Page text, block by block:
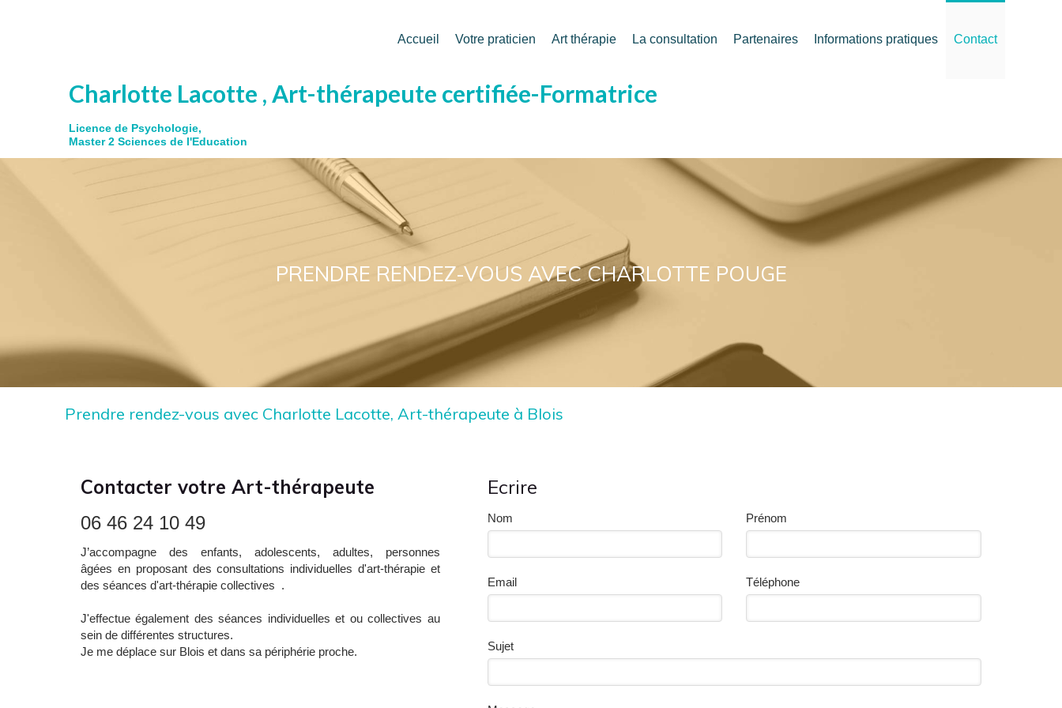
Accueil Votre praticien Art thérapie La consultation Partenaires Informations pratiques Contact
Charlotte Lacotte , Art-thérapeute certifiée-Formatrice
Licence de Psychologie,
Master 2 Sciences de l'Education
PRENDRE RENDEZ-VOUS AVEC CHARLOTTE POUGE
Prendre rendez-vous avec Charlotte Lacotte, Art-thérapeute à Blois
Contacter votre Art-thérapeute
06 46 24 10 49
J’accompagne des enfants, adolescents, adultes, personnes
âgées en proposant des consultations individuelles d'art-thérapie et
des séances d'art-thérapie collectives .
J'effectue également des séances individuelles et ou collectives au
sein de différentes structures.
Je me déplace sur Blois et dans sa périphérie proche.
Ecrire
Nom Prénom
Email Téléphone
Sujet